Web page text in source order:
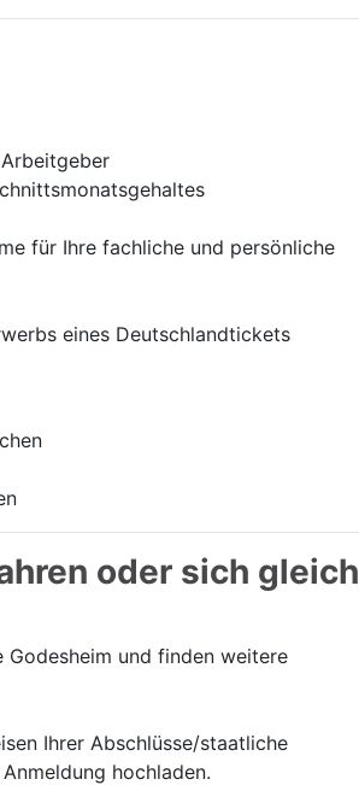
für Ihre fachliche und persönliche
eines Deutschlandtickets
oder sich gleich
und finden weitere
Ihrer Abschlüsse/staatliche
hochladen.